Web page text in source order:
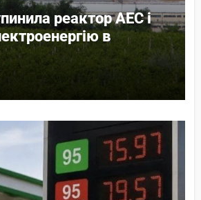
реактор АЕС і
в